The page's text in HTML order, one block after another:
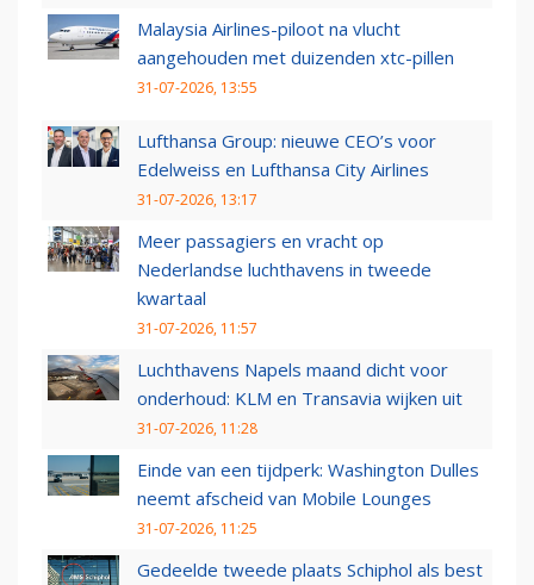
Malaysia Airlines-piloot na vlucht
aangehouden met duizenden xtc-pillen
31-07-2026, 13:55
Lufthansa Group: nieuwe CEO’s voor
Edelweiss en Lufthansa City Airlines
31-07-2026, 13:17
Meer passagiers en vracht op
Nederlandse luchthavens in tweede
kwartaal
31-07-2026, 11:57
Luchthavens Napels maand dicht voor
onderhoud: KLM en Transavia wijken uit
31-07-2026, 11:28
Einde van een tijdperk: Washington Dulles
neemt afscheid van Mobile Lounges
31-07-2026, 11:25
Gedeelde tweede plaats Schiphol als best